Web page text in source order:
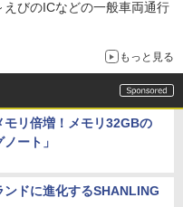
びのICなどの一般車両通行
もっと見る
モリ倍増！メモリ32GBの
ート」
ドに進化するSHANLING